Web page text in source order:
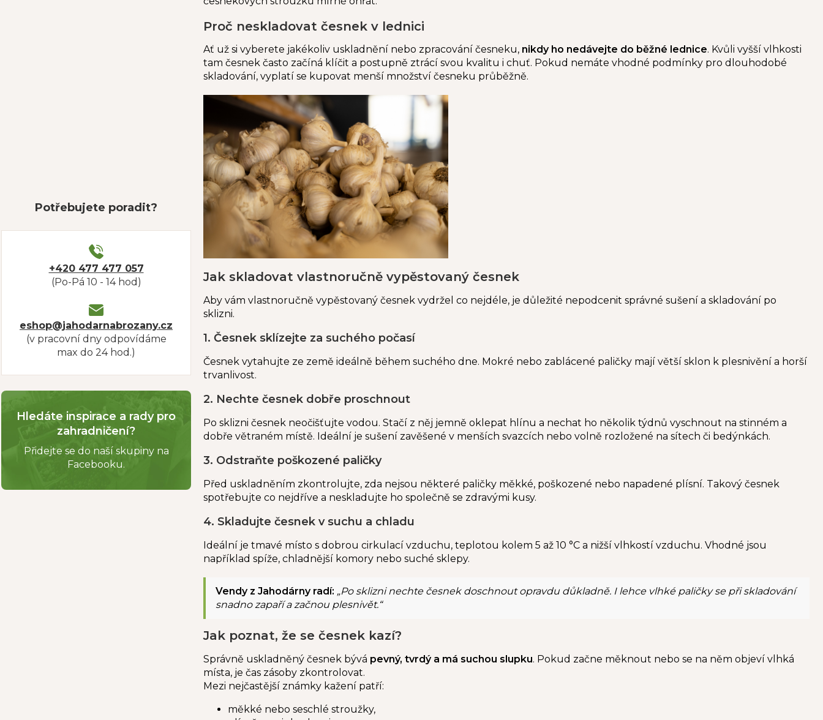
Potřebujete poradit?
+420 477 477 057
(Po-Pá 10 - 14 hod)
eshop@jahodarnabrozany.cz
(v pracovní dny odpovídáme
max do 24 hod.)
Hledáte inspirace a rady pro
zahradničení?
Přidejte se do naší skupiny na
Facebooku.
Proč neskladovat česnek v lednici
Ať už si vyberete jakékoliv uskladnění nebo zpracování česneku, nikdy ho nedávejte do běžné lednice. Kvůli vyšší vlhkosti
tam česnek často začíná klíčit a postupně ztrácí svou kvalitu i chuť. Pokud nemáte vhodné podmínky pro dlouhodobé
skladování, vyplatí se kupovat menší množství česneku průběžně.
Jak skladovat vlastnoručně vypěstovaný česnek
Aby vám vlastnoručně vypěstovaný česnek vydržel co nejdéle, je důležité nepodcenit správné sušení a skladování po
sklizni.
1. Česnek sklízejte za suchého počasí
Česnek vytahujte ze země ideálně během suchého dne. Mokré nebo zablácené paličky mají větší sklon k plesnivění a horší
trvanlivost.
2. Nechte česnek dobře proschnout
Po sklizni česnek neočišťujte vodou. Stačí z něj jemně oklepat hlínu a nechat ho několik týdnů vyschnout na stinném a
dobře větraném místě. Ideální je sušení zavěšené v menších svazcích nebo volně rozložené na sítech či bedýnkách.
3. Odstraňte poškozené paličky
Před uskladněním zkontrolujte, zda nejsou některé paličky měkké, poškozené nebo napadené plísní. Takový česnek
spotřebujte co nejdříve a neskladujte ho společně se zdravými kusy.
4. Skladujte česnek v suchu a chladu
Ideální je tmavé místo s dobrou cirkulací vzduchu, teplotou kolem 5 až 10 °C a nižší vlhkostí vzduchu. Vhodné jsou
například spíže, chladnější komory nebo suché sklepy.
Vendy z Jahodárny radí: „Po sklizni nechte česnek doschnout opravdu důkladně. I lehce vlhké paličky se při skladování
snadno zapaří a začnou plesnivět.“
Jak poznat, že se česnek kazí?
Správně uskladněný česnek bývá pevný, tvrdý a má suchou slupku. Pokud začne měknout nebo se na něm objeví vlhká
místa, je čas zásoby zkontrolovat.
Mezi nejčastější známky kažení patří:
měkké nebo seschlé stroužky,